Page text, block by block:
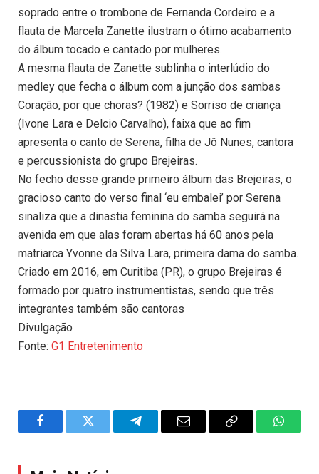
soprado entre o trombone de Fernanda Cordeiro e a
flauta de Marcela Zanette ilustram o ótimo acabamento
do álbum tocado e cantado por mulheres.
A mesma flauta de Zanette sublinha o interlúdio do
medley que fecha o álbum com a junção dos sambas
Coração, por que choras? (1982) e Sorriso de criança
(Ivone Lara e Delcio Carvalho), faixa que ao fim
apresenta o canto de Serena, filha de Jô Nunes, cantora
e percussionista do grupo Brejeiras.
No fecho desse grande primeiro álbum das Brejeiras, o
gracioso canto do verso final ‘eu embalei’ por Serena
sinaliza que a dinastia feminina do samba seguirá na
avenida em que alas foram abertas há 60 anos pela
matriarca Yvonne da Silva Lara, primeira dama do samba.
Criado em 2016, em Curitiba (PR), o grupo Brejeiras é
formado por quatro instrumentistas, sendo que três
integrantes também são cantoras
Divulgação
Fonte: G1 Entretenimento
FacebookTwitter TelegramEmail
Copy